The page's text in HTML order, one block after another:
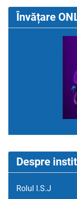
Despre
Rolul I.S.J
Învățare